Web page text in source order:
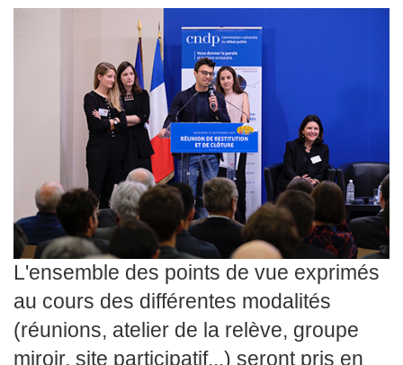
L'ensemble des points de vue exprimés
au cours des différentes modalités
(réunions, atelier de la relève, groupe
miroir, site participatif...) seront pris en